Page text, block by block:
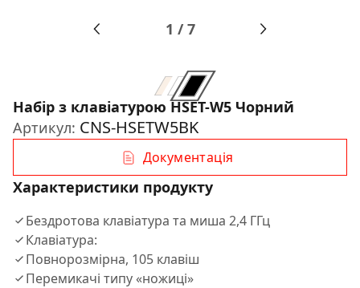
1 /7
Набір з клавіатурою HSET-W5 Чорний
Артикул: CNS-HSETW5BK
Документація
Характеристики продукту
Бездротова клавіатура та миша 2,4 ГГц
Клавіатура:
Повнорозмірна, 105 клавіш
Перемикачі типу «ножиці»